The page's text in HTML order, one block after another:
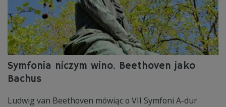
Symfonia niczym wino. Beethoven jako
Bachus
Ludwig van Beethoven mówiąc o VII Symfoni A-dur